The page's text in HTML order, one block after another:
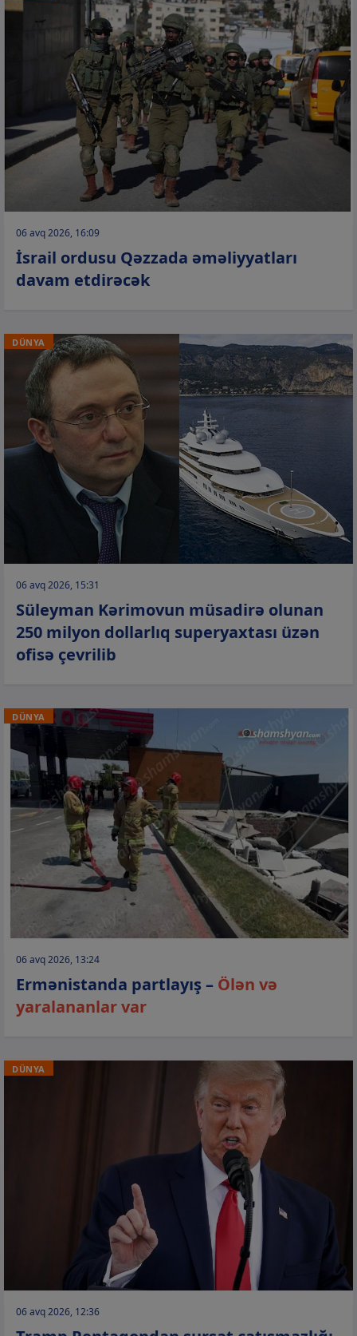
06 avq 2026, 16:09
İsrail ordusu Qəzzada əməliyyatları
davam etdirəcək
DÜNYA
06 avq 2026, 15:31
Süleyman Kərimovun müsadirə olunan
250 milyon dollarlıq superyaxtası üzən
ofisə çevrilib
DÜNYA
06 avq 2026, 13:24
Ermənistanda partlayış – Ölən və
yaralananlar var
DÜNYA
06 avq 2026, 12:36